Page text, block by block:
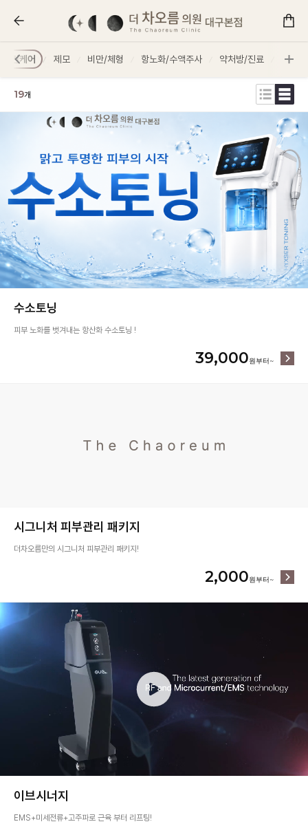
더 차오름의원 :: 시술안내/가격
스킨케어 제모 비만/체형 항노화/수액주사 약처방/진료 코스
19개
수소토닝
피부 노화를 벗겨내는 항산화 수소토닝 !
39,000
시그니처 피부관리 패키지
더차오름만의 시그니처 피부관리 패키지!
2,000
이브시너지
EMS+미세전류+고주파로 근육 부터 리프팅!